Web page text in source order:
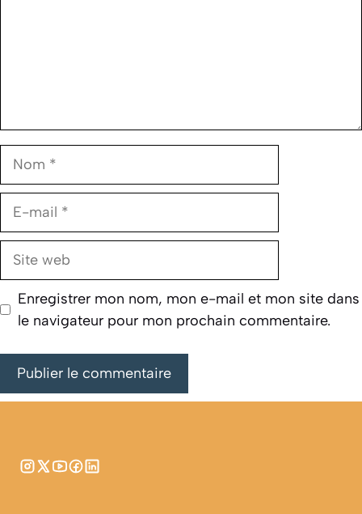
Nom
E-
Site
Enregistrer mon nom, mon e-mail et mon site dans
le navigateur pour mon prochain commentaire.